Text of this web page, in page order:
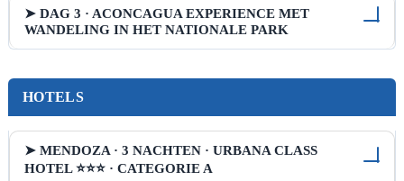
➤ DAG 3 · ACONCAGUA EXPERIENCE MET
WANDELING IN HET NATIONALE PARK
HOTELS
➤ MENDOZA · 3 NACHTEN · URBANA CLASS
HOTEL ⭐⭐⭐ · CATEGORIE A